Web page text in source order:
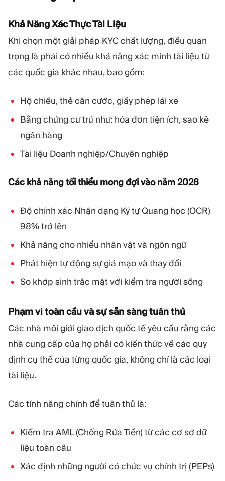
Khả Năng Xác Thực Tài Liệu
Khi chọn một giải pháp KYC chất lượng, điều quan
trọng là phải có nhiều khả năng xác minh tài liệu từ
các quốc gia khác nhau, bao gồm:
Hộ chiếu, thẻ căn cước, giấy phép lái xe
Bằng chứng cư trú như: hóa đơn tiện ích, sao kê
ngân hàng
Tài liệu Doanh nghiệp/Chuyên nghiệp
Các khả năng tối thiểu mong đợi vào năm 2026
Độ chính xác Nhận dạng Ký tự Quang học (OCR)
98% trở lên
Khả năng cho nhiều nhân vật và ngôn ngữ
Phát hiện tự động sự giả mạo và thay đổi
So khớp sinh trắc mặt với kiểm tra người sống
Phạm vi toàn cầu và sự sẵn sàng tuân thủ
Các nhà môi giới giao dịch quốc tế yêu cầu rằng các
nhà cung cấp của họ phải có kiến thức về các quy
định cụ thể của từng quốc gia, không chỉ là các loại
tài liệu.
Các tính năng chính để tuân thủ là:
Kiểm tra AML (Chống Rửa Tiền) từ các cơ sở dữ
liệu toàn cầu
Xác định những người có chức vụ chính trị (PEPs)